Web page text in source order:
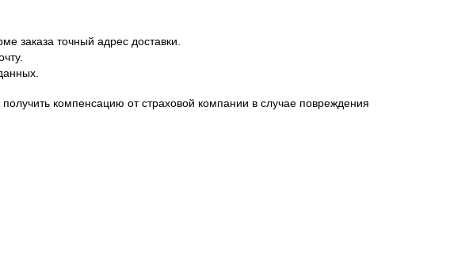
заказа точный адрес доставки.
компенсацию от страховой компании в случае повреждения